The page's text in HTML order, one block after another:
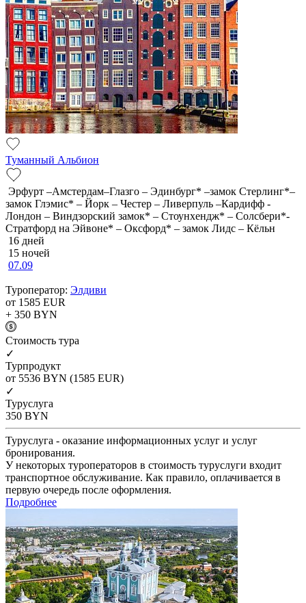
Туманный Альбион
Эрфурт –Амстердам–Глазго – Эдинбург* –замок Стерлинг*–
замок Глэмис* – Йорк – Честер – Ливерпуль –Кардифф -
Лондон – Виндзорский замок* – Стоунхендж* – Солсбери*-
Стратфорд на Эйвоне* – Оксфорд* – замок Лидс – Кёльн
16 дней
15 ночей
07.09
Туроператор: Элдиви
от 1585 EUR
+ 350 BYN
Cтоимость тура
✓
Турпродукт
от 5536 BYN (1585 EUR)
✓
Туруслуга
350 BYN
Туруслуга - оказание информационных услуг и услуг
бронирования.
У некоторых туроператоров в стоимость туруслуги входит
транспортное обслуживание. Как правило, оплачивается в
первую очередь после оформления.
Подробнее